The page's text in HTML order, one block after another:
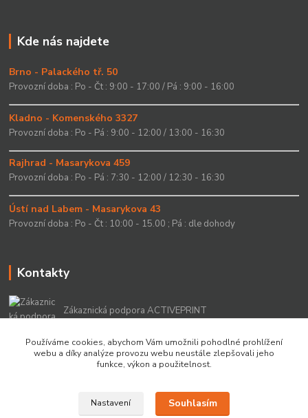
Kde nás najdete
Brno - Palackého tř. 50
Provozní doba : Po - Čt : 9:00 - 17:00 / Pá : 9:00 - 16:00
Kladno - Komenského 3327
Provozní doba : Po - Pá : 9:00 - 12:00 / 13:00 - 16:30
Rajhrad - Masarykova 459
Provozní doba : Po - Pá : 7:30 - 12:00 / 12:30 - 16:30
Ústí nad Labem - Masarykova 43
Provozní doba : Po - Čt : 10:00 - 15.00 ; Pá : dle dohody
Kontakty
Zákaznická podpora ACTIVEPRINT
info@activeprint.cz
Používáme cookies, abychom Vám umožnili pohodlné prohlížení
webu a díky analýze provozu webu neustále zlepšovali jeho
funkce, výkon a použitelnost.
Nastavení Souhlasím